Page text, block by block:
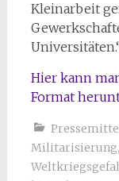
Kleinarbeit
Hier kann
Format
Militarisierung,